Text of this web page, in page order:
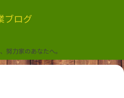
ブログ
努力家のあなたへ。